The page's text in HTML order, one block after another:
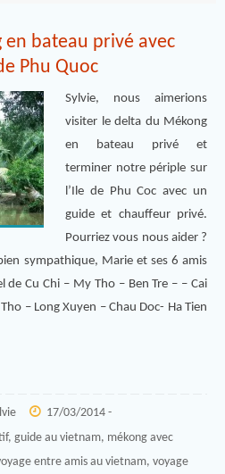
en bateau privé avec
Phu Quoc
Sylvie, nous aimerions
visiter le delta du Mékong
en bateau privé et
terminer notre périple sur
l’Ile de Phu Coc avec un
guide et chauffeur privé.
Pourriez vous nous aider ?
sympathique, Marie et ses 6 amis
Cu Chi – My Tho – Ben Tre – – Cai
– Long Xuyen – Chau Doc- Ha Tien
17/03/2014 -
, guide au vietnam, mékong avec
entre amis au vietnam, voyage